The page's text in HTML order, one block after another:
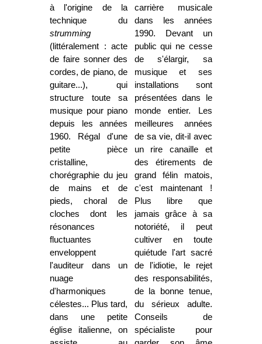
à l'origine de la
technique du
strumming
(littéralement : acte
de faire sonner des
cordes, de piano, de
guitare...), qui
structure toute sa
musique pour piano
depuis les années
1960. Régal d'une
petite pièce
cristalline,
chorégraphie du jeu
de mains et de
pieds, choral de
cloches dont les
résonances
fluctuantes
enveloppent
l'auditeur dans un
nuage
d'harmoniques
célestes... Plus tard,
dans une petite
église italienne, on
carrière musicale
dans les années
1990. Devant un
public qui ne cesse
de s'élargir, sa
musique et ses
installations sont
présentées dans le
monde entier. Les
meilleures années
de sa vie, dit-il avec
un rire canaille et
des étirements de
grand félin matois,
c'est maintenant !
Plus libre que
jamais grâce à sa
notoriété, il peut
cultiver en toute
quiétude l'art sacré
de l'idiotie, le rejet
des responsabilités,
de la bonne tenue,
du sérieux adulte.
Conseils de
spécialiste pour